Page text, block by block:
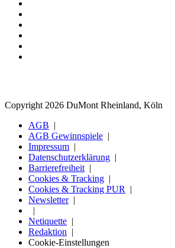
Copyright 2026 DuMont Rheinland, Köln
AGB
AGB Gewinnspiele
Impressum
Datenschutzerklärung
Barrierefreiheit
Cookies & Tracking
Cookies & Tracking PUR
Newsletter
Netiquette
Redaktion
Cookie-Einstellungen